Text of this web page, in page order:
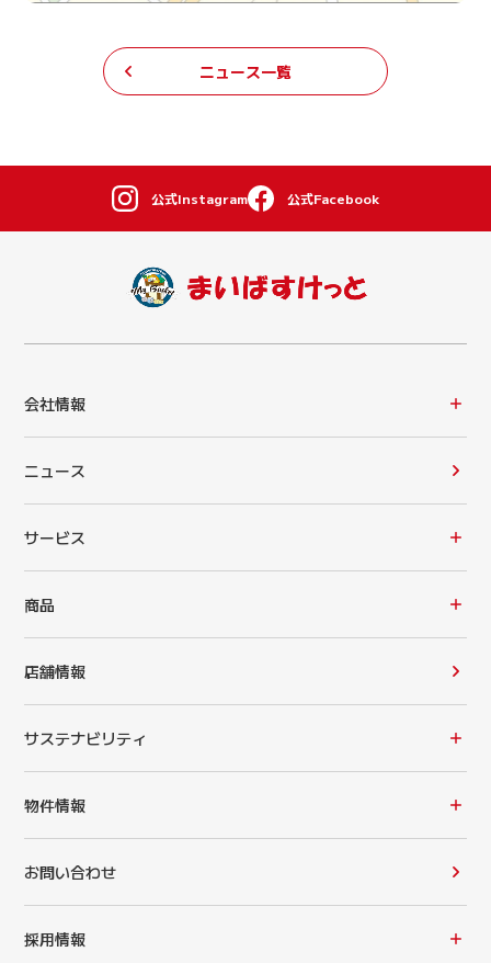
ニュース一覧
公式Instagram 公式Facebook
会社情報
ニュース
サービス
商品
店舗情報
サステナビリティ
物件情報
お問い合わせ
採用情報